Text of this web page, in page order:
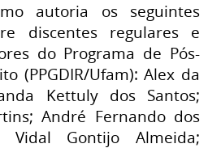
autoria os seguintes
discentes regulares e
do Programa de Pós-
(PPGDIR/Ufam): Alex da
Kettuly dos Santos;
André Fernando dos
Vidal Gontijo Almeida;